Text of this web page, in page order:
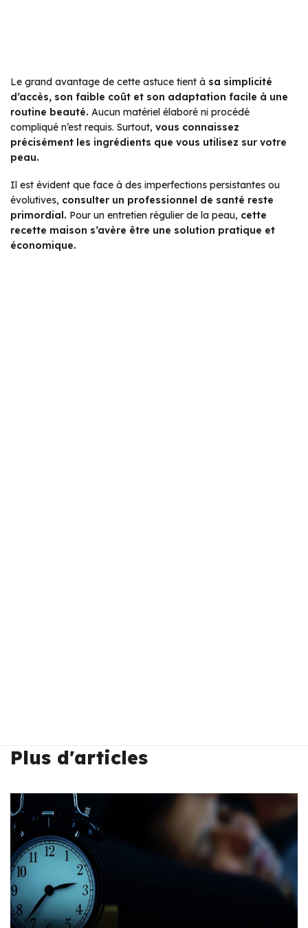
Le grand avantage de cette astuce tient à sa simplicité
d’accès, son faible coût et son adaptation facile à une
routine beauté. Aucun matériel élaboré ni procédé
compliqué n’est requis. Surtout, vous connaissez
précisément les ingrédients que vous utilisez sur votre
peau.
Il est évident que face à des imperfections persistantes ou
évolutives, consulter un professionnel de santé reste
primordial. Pour un entretien régulier de la peau, cette
recette maison s’avère être une solution pratique et
économique.
Plus d'articles